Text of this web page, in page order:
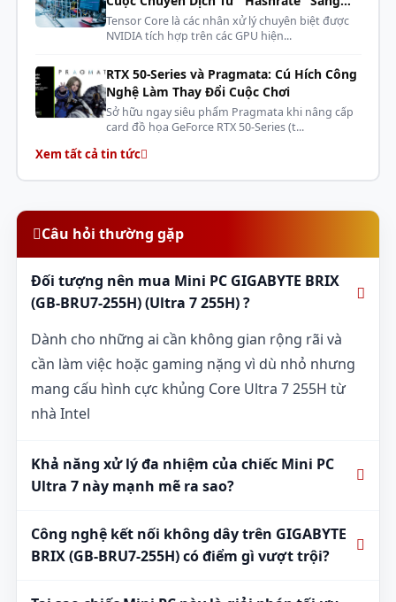
"AI Compute"
Tensor Core là các nhân xử lý chuyên biệt được
NVIDIA tích hợp trên các GPU hiện...
RTX 50-Series và Pragmata: Cú Hích Công
Nghệ Làm Thay Đổi Cuộc Chơi
Sở hữu ngay siêu phẩm Pragmata khi nâng cấp
card đồ họa GeForce RTX 50-Series (t...
Xem tất cả tin tức
Câu hỏi thường gặp
Đối tượng nên mua Mini PC GIGABYTE BRIX
(GB-BRU7-255H) (Ultra 7 255H) ?
Dành cho những ai cần không gian rộng rãi và
cần làm việc hoặc gaming nặng vì dù nhỏ nhưng
mang cấu hình cực khủng Core Ultra 7 255H từ
nhà Intel
Khả năng xử lý đa nhiệm của chiếc Mini PC
Ultra 7 này mạnh mẽ ra sao?
Công nghệ kết nối không dây trên GIGABYTE
BRIX (GB-BRU7-255H) có điểm gì vượt trội?